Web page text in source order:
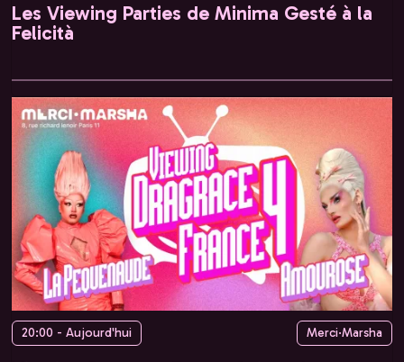
Les Viewing Parties de Minima Gesté à la
Felicità
20:00 - Aujourd'hui Merci·Marsha